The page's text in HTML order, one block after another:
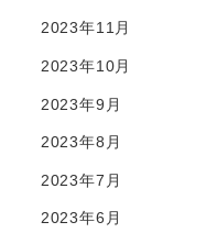
2023年11月
2023年10月
2023年9月
2023年8月
2023年7月
2023年6月